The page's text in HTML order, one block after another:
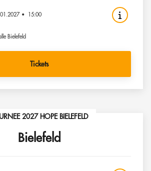
15:00
Bielefeld
Tickets
2027 HOPE BIELEFELD
Bielefeld